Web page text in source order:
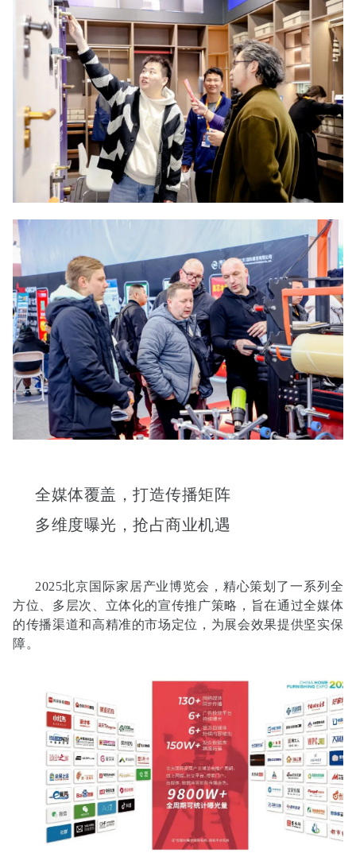
全媒体覆盖，打造传播矩阵
多维度曝光，抢占商业机遇
2025北京国际家居产业博览会，精心策划了一系列全
方位、多层次、立体化的宣传推广策略，旨在通过全媒体
的传播渠道和高精准的市场定位，为展会效果提供坚实保
障。